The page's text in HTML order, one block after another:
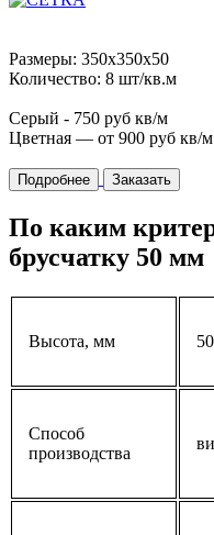
Размеры: 350x350x50
Количество: 8 шт/кв.м
Серый - 750 руб кв/м
Цветная — от 900 руб кв/м
Подробнее Заказать
По каким
брусчатку 50 мм
Высота, мм 50
Способ
производства